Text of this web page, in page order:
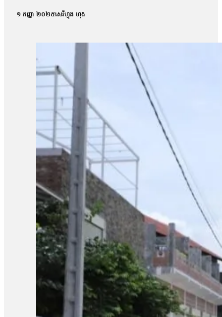
ពេល នៅក្នុងគ្រុបតេឡេក្រាម ដែលបានបែកធ្លាយ។ តាមរយៈលិខិតចុះថ្
បង្ហោះព័ត៌មានដែលនិយាយថា ការបែកធ្លាយនូវវិញ្ញាសាគណិតវិទ្យា គឺ
ក្របណ្ដាញសង្គមទាំងអស់ដើម្បីអាចប្រមូលភ័ស្តុតាងបានគ្រប់ជ្រុងជ្រ
វិញ្ញាសាដែលបានចេញប្រឡងពិតមែន ក៏ប៉ុន្តែគ្មានការបញ្ជាក់ណាមួយថ
ឃើញថា មានវិញ្ញាសាមួយចំនួនដែលបង្ហោះនៅលើបណ្ដាញសង្គមនោះគឺ
មកដល់ពេលនេះយើងនឹងព្យាយាមស្រាវជ្រាវបន្ថែមទៀត។ យើងក៏រង់
បែកធ្លាយវិញ្ញាសាប្រឡងនេះ មានលទ្ធភាពអាចកើតឡើងបានក្
កាលដែលអាចមានការបែកធ្លាយ យើងអាចគិតថា ក្នុងដំណាក់កាលនៃ
ក្រោយពេលប្រឡងតែម្ដង អ៊ីចឹងហើយបានជានៅក្នុងរបាយការណ៍យើង
របស់ អ.ប.ព.»។ ក៏ប៉ុន្តែលោក សយ ច័ន្ទវិចិត្រ អះអាងថារូបថតវិញ្ញ
វិច្ឆិកា អ្នកនាំពាក្យក្រសួងអប់រំ យុវជន និងកីឡា បានប្រាប់ថាក្រសួងអប់
នោះទេ។ អ្នកស្រីថា៖ «អ្វីដែលយើងរកឃើញបឋមហ្នឹងគឺមានន័យថា
បន្ថែមទៀតតាមរយៈធនធានដែលមាន ប៉ុន្តែរហូតមកដល់ពេលនេះមិនទ
នេះនឹងត្រូវទទួលទោសទណ្ឌទៅតាមវិធានដែលបានចែង។ ជុំវិញករណីន
ប្រឡងដែលបានខិតខំរៀនសូត្រអាចបាក់ទឹកចិត្ត។ តែយ៉ាងណា លោកសំណូ
ហើយហ្នឹង ខ្ញុំថាទោះយ៉ាងណាយើងត្រូវតែមានមទោនភាពចំពោះអ្វីដែល
ហើយបើថាឯកសារនោះមានការបែកធ្លាយមែន នោះក្រសួងគួរតែគិតថា
កម្ពុជាឯករាជ្យ អ្នកស្រី អ៊ុក ឆាយ៉ាវី ស្នើដល់ក្រសួងអប់រំ យុវជន និង
អ្នកស្រីថា៖ «ប្រសិនបើឃើញបែកធ្លាយវិញ្ញាសា ក្រសួងអប់រំក៏ដូចជាអង្
សូត្របានទេ គួរតែបញ្ជាក់វិញបញ្ជាក់ប្រាប់វិញថា អញ្ចេះអញ្ចោះវិ
ប្រឡងសញ្ញាបត្រមធ្យមសិក្សាទុតិយភូមិ សម័យប្រឡង ២៨ សីហា ២០២
បេក្ខជនថ្នាក់វិទ្យាសាស្ត្រចំនួនជាង៤ម៉ឺននាក់ (៤០ ៦៧៨ នាក់) ស្ត្
១ កញ្ញា ២០២៥សេរីហ្វុង ហុង